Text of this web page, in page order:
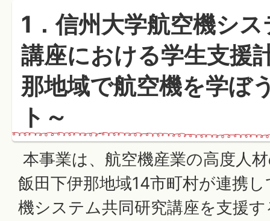
1．信州大学航空機シ
講座における学生支援
那地域で航空機を学ぼ
ト～
本事業は、航空機産業の高度人
飯田下伊那地域14市町村が連携
機システム共同研究講座を支援